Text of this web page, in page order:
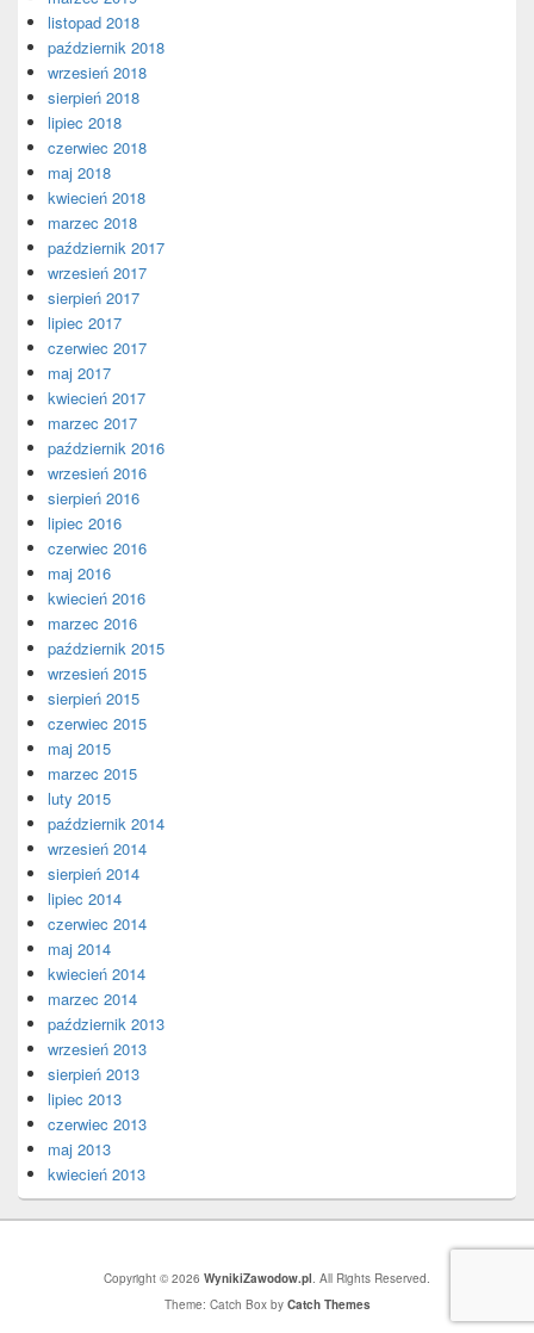
listopad 2018
październik 2018
wrzesień 2018
sierpień 2018
lipiec 2018
czerwiec 2018
maj 2018
kwiecień 2018
marzec 2018
październik 2017
wrzesień 2017
sierpień 2017
lipiec 2017
czerwiec 2017
maj 2017
kwiecień 2017
marzec 2017
październik 2016
wrzesień 2016
sierpień 2016
lipiec 2016
czerwiec 2016
maj 2016
kwiecień 2016
marzec 2016
październik 2015
wrzesień 2015
sierpień 2015
czerwiec 2015
maj 2015
marzec 2015
luty 2015
październik 2014
wrzesień 2014
sierpień 2014
lipiec 2014
czerwiec 2014
maj 2014
kwiecień 2014
marzec 2014
październik 2013
wrzesień 2013
sierpień 2013
lipiec 2013
czerwiec 2013
maj 2013
kwiecień 2013
Copyright © 2026 WynikiZawodow.pl. All Rights Reserved.
Theme: Catch Box by Catch Themes